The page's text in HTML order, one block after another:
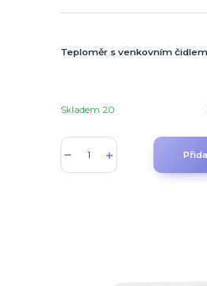
Teploměr s venkovním
Skladem 20